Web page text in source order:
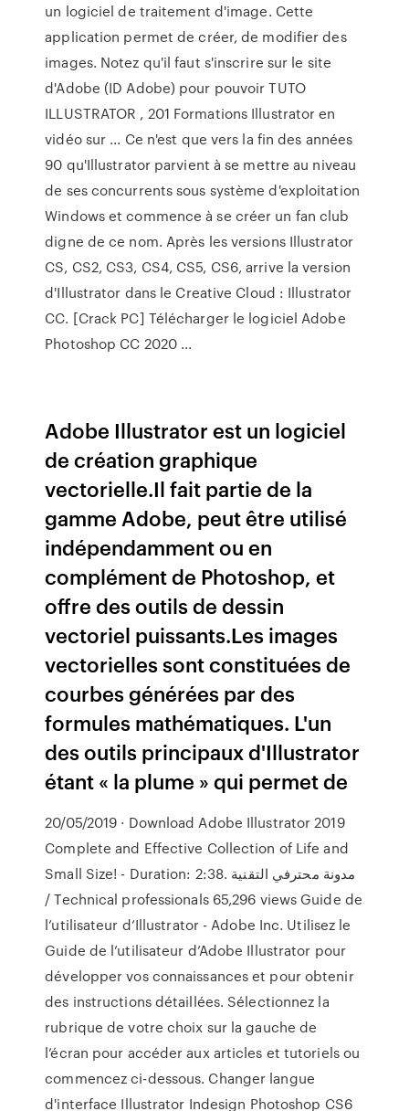
un logiciel de traitement d'image. Cette
application permet de créer, de modifier des
images. Notez qu'il faut s'inscrire sur le site
d'Adobe (ID Adobe) pour pouvoir TUTO
ILLUSTRATOR , 201 Formations Illustrator en
vidéo sur ... Ce n'est que vers la fin des années
90 qu'Illustrator parvient à se mettre au niveau
de ses concurrents sous système d'exploitation
Windows et commence à se créer un fan club
digne de ce nom. Après les versions Illustrator
CS, CS2, CS3, CS4, CS5, CS6, arrive la version
d'Illustrator dans le Creative Cloud : Illustrator
CC. [Crack PC] Télécharger le logiciel Adobe
Photoshop CC 2020 ...
Adobe Illustrator est un logiciel
de création graphique
vectorielle.Il fait partie de la
gamme Adobe, peut être utilisé
indépendamment ou en
complément de Photoshop, et
offre des outils de dessin
vectoriel puissants.Les images
vectorielles sont constituées de
courbes générées par des
formules mathématiques. L'un
des outils principaux d'Illustrator
étant « la plume » qui permet de
20/05/2019 · Download Adobe Illustrator 2019
Complete and Effective Collection of Life and
Small Size! - Duration: 2:38. مدونة محترفي التقنية
/ Technical professionals 65,296 views Guide de
l’utilisateur d’Illustrator - Adobe Inc. Utilisez le
Guide de l’utilisateur d’Adobe Illustrator pour
développer vos connaissances et pour obtenir
des instructions détaillées. Sélectionnez la
rubrique de votre choix sur la gauche de
l’écran pour accéder aux articles et tutoriels ou
commencez ci-dessous. Changer langue
d'interface Illustrator Indesign Photoshop CS6